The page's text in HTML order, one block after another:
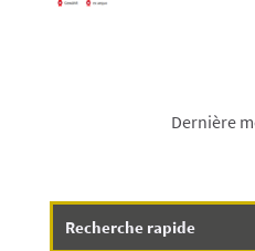
Dernière